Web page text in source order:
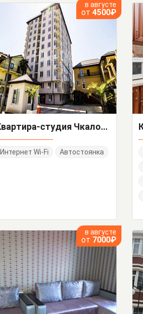
в августе
от 4500₽
Квартира-студия Чкалова 13
Интернет Wi-Fi Автостоянка
в августе
от 7000₽